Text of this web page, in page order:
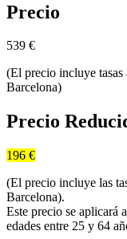
Precio
539 €
(El precio incluye
Barcelona)
Precio
196 €
(El precio incluye las
Barcelona).
Este precio se aplicará
edades entre 25 y 64